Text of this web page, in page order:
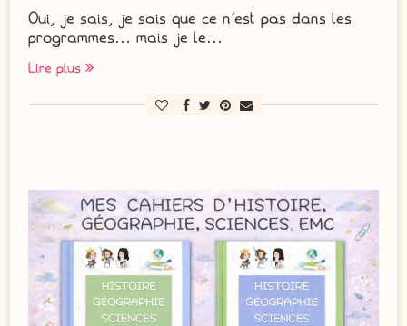
Oui, je sais, je sais que ce n’est pas dans les
programmes… mais je le…
Lire plus